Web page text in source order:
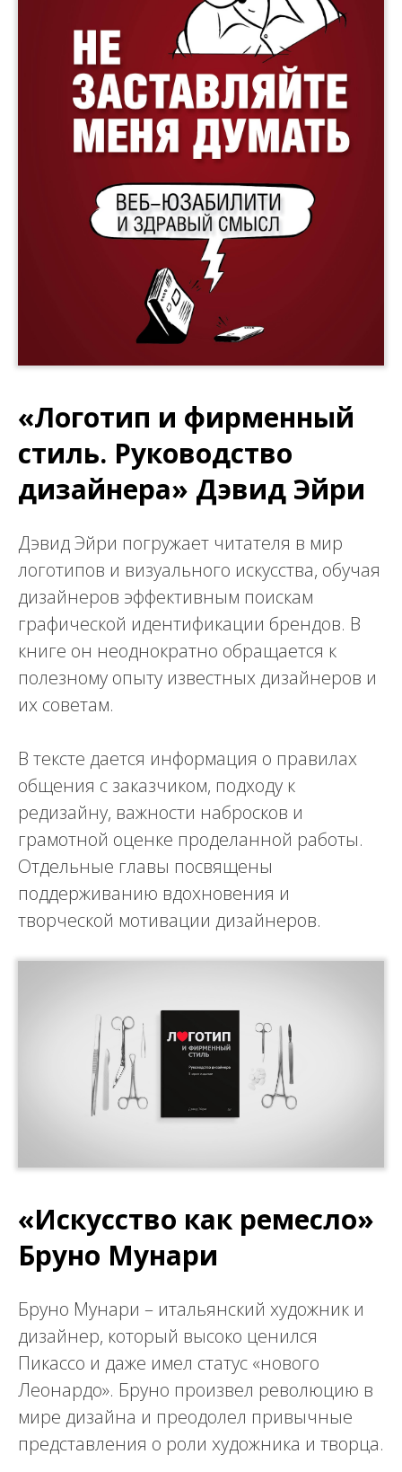
«Логотип и фирменный
стиль. Руководство
дизайнера» Дэвид Эйри
Дэвид Эйри погружает читателя в мир
логотипов и визуального искусства, обучая
дизайнеров эффективным поискам
графической идентификации брендов. В
книге он неоднократно обращается к
полезному опыту известных дизайнеров и
их советам.
В тексте дается информация о правилах
общения с заказчиком, подходу к
редизайну, важности набросков и
грамотной оценке проделанной работы.
Отдельные главы посвящены
поддерживанию вдохновения и
творческой мотивации дизайнеров.
«Искусство как ремесло»
Бруно Мунари
Бруно Мунари – итальянский художник и
дизайнер, который высоко ценился
Пикассо и даже имел статус «нового
Леонардо». Бруно произвел революцию в
мире дизайна и преодолел привычные
представления о роли художника и творца.